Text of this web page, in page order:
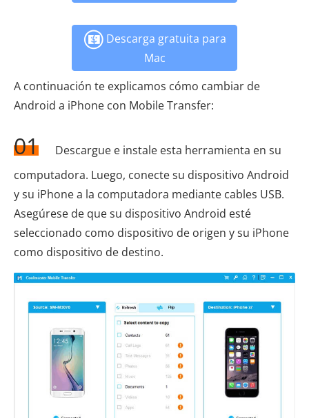
Descarga gratuita para
Mac
A continuación te explicamos cómo cambiar de
Android a iPhone con Mobile Transfer:
01
Descargue e instale esta herramienta en su
computadora. Luego, conecte su dispositivo Android
y su iPhone a la computadora mediante cables USB.
Asegúrese de que su dispositivo Android esté
seleccionado como dispositivo de origen y su iPhone
como dispositivo de destino.